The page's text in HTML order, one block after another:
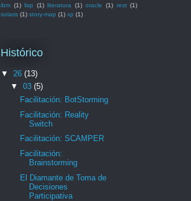
ibm (1) lisp (1) literatura (1) oracle (1) rest (1)
solaris (1) story-map (1) xp (1)
Histórico
▼ 26 (13)
▼ 03 (5)
Facilitación: BotStorming
Facilitación: Reality
Switch
Facilitación: SCAMPER
Facilitación:
Brainstorming
El Diamante de Toma de
Decisiones
Participativa